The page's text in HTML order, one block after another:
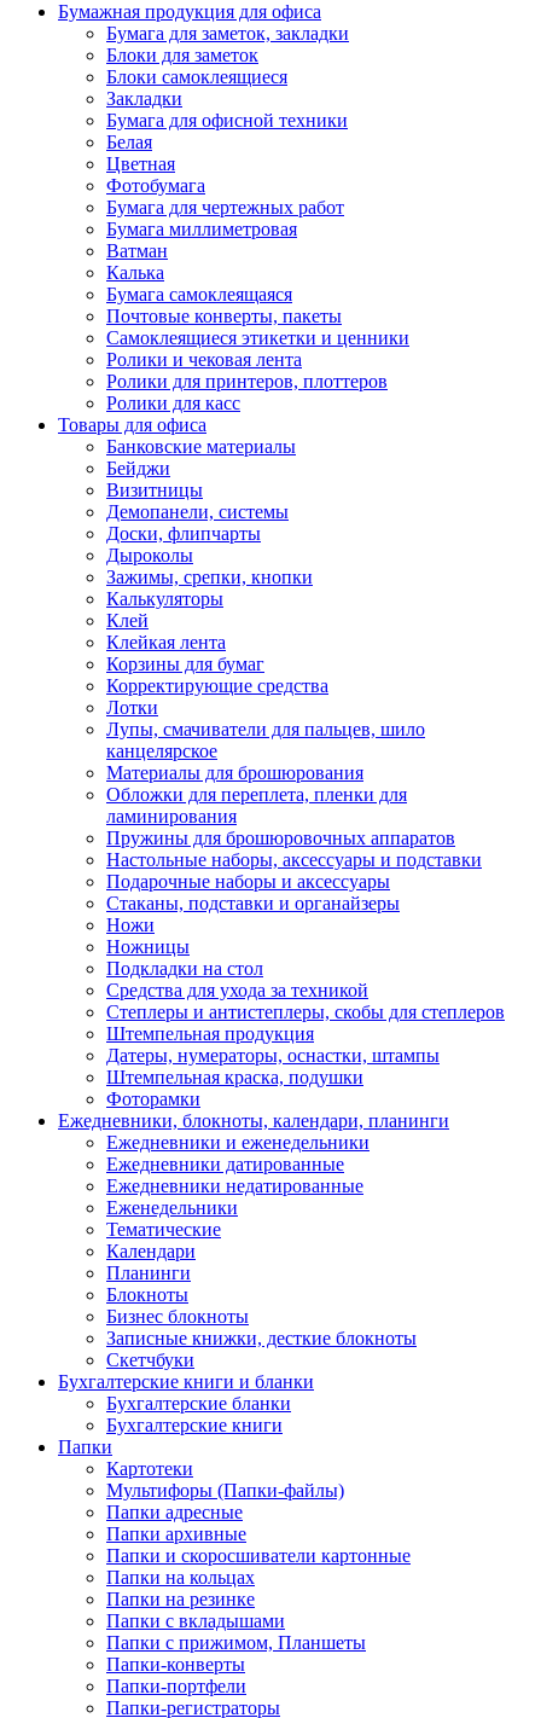
Бумажная продукция для офиса
Бумага для заметок, закладки
Блоки для заметок
Блоки самоклеящиеся
Закладки
Бумага для офисной техники
Белая
Цветная
Фотобумага
Бумага для чертежных работ
Бумага миллиметровая
Ватман
Калька
Бумага самоклеящаяся
Почтовые конверты, пакеты
Самоклеящиеся этикетки и ценники
Ролики и чековая лента
Ролики для принтеров, плоттеров
Ролики для касс
Товары для офиса
Банковские материалы
Бейджи
Визитницы
Демопанели, системы
Доски, флипчарты
Дыроколы
Зажимы, срепки, кнопки
Калькуляторы
Клей
Клейкая лента
Корзины для бумаг
Корректирующие средства
Лотки
Лупы, смачиватели для пальцев, шило
канцелярское
Материалы для брошюрования
Обложки для переплета, пленки для
ламинирования
Пружины для брошюровочных аппаратов
Настольные наборы, аксессуары и подставки
Подарочные наборы и аксессуары
Стаканы, подставки и органайзеры
Ножи
Ножницы
Подкладки на стол
Средства для ухода за техникой
Степлеры и антистеплеры, скобы для степлеров
Штемпельная продукция
Датеры, нумераторы, оснастки, штампы
Штемпельная краска, подушки
Фоторамки
Ежедневники, блокноты, календари, планинги
Ежедневники и еженедельники
Ежедневники датированные
Ежедневники недатированные
Еженедельники
Тематические
Календари
Планинги
Блокноты
Бизнес блокноты
Записные книжки, десткие блокноты
Скетчбуки
Бухгалтерские книги и бланки
Бухгалтерские бланки
Бухгалтерские книги
Папки
Картотеки
Мультифоры (Папки-файлы)
Папки адресные
Папки архивные
Папки и скоросшиватели картонные
Папки на кольцах
Папки на резинке
Папки с вкладышами
Папки с прижимом, Планшеты
Папки-конверты
Папки-портфели
Папки-регистраторы